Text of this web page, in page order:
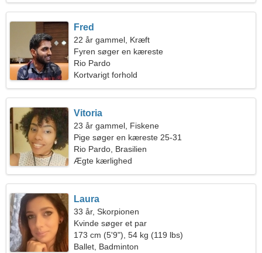
Fred
22 år gammel, Kræft
Fyren søger en kæreste
Rio Pardo
Kortvarigt forhold
Vitoria
23 år gammel, Fiskene
Pige søger en kæreste 25-31
Rio Pardo, Brasilien
Ægte kærlighed
Laura
33 år, Skorpionen
Kvinde søger et par
173 cm (5'9"), 54 kg (119 lbs)
Ballet, Badminton